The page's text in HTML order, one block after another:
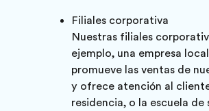
Filiales corporativa
Nuestras filiales
ejemplo, una empresa
promueve las ventas de
y ofrece atención al
residencia, o la escuela de